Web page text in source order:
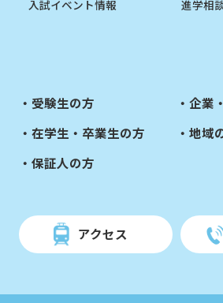
入試イベント情報
進学相
受験生の方
在学生・卒業生の方
保証人の方
企業
地域
アクセス